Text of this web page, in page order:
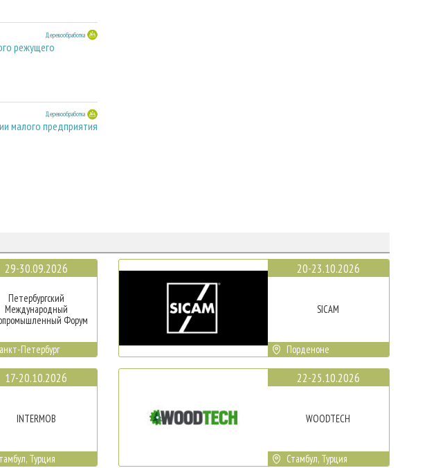
Деревообработка
режущего
Деревообработка
малого предприятия
29-30.09.2026
Петербургский
Международный
Форум
Петербург
17-20.10.2026
INTERMOB
Турция
20-23.10.2026
SICAM
Порденоне
22-25.10.2026
WOODTECH
Стамбул, Турция